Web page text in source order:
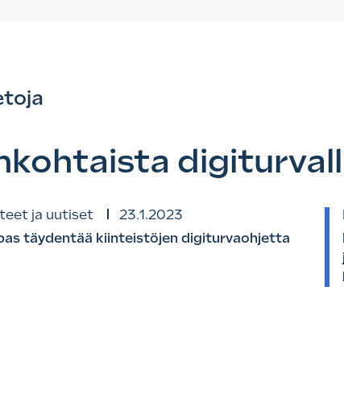
ja uutiset
23.1.2023
täydentää kiinteistöjen digiturvaohjetta